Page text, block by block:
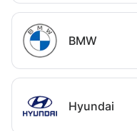
BMW
Hyundai